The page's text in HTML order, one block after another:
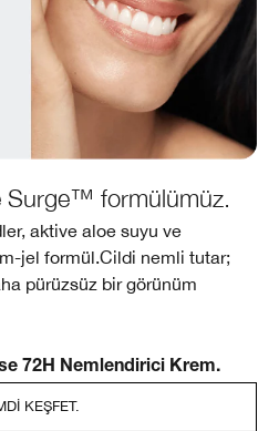
Surge™ formülümüz.
aktive aloe suyu ve
jel formül.Cildi nemli tutar;
pürüzsüz bir görünüm
72H Nemlendirici Krem.
KEŞFET.